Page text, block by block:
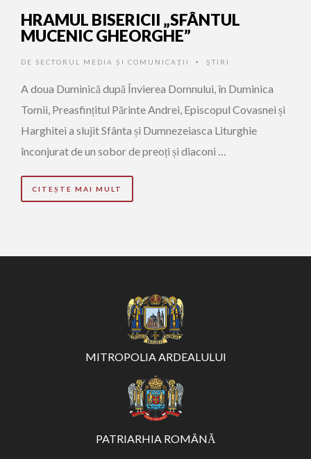
HRAMUL BISERICII „SFÂNTUL
MUCENIC GHEORGHE”
DE SECTORUL MEDIA ȘI COMUNICAȚII • ŞTIRI
A doua Duminică după Învierea Domnului, în Duminica
Tomii, Preasfințitul Părinte Andrei, Episcopul Covasnei și
Harghitei a slujit Sfânta și Dumnezeiasca Liturghie
înconjurat de un sobor de preoți și diaconi …
CITEȘTE MAI MULT
MITROPOLIA ARDEALULUI
PATRIARHIA ROMÂNĂ